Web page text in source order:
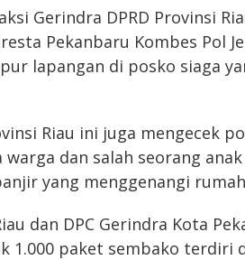
Gerindra DPRD Provinsi
Pekanbaru Kombes Pol
lapangan di posko siaga
Riau ini juga mengecek
dan salah seorang anak
yang menggenangi
dan DPC Gerindra Kota
1.000 paket sembako terdiri